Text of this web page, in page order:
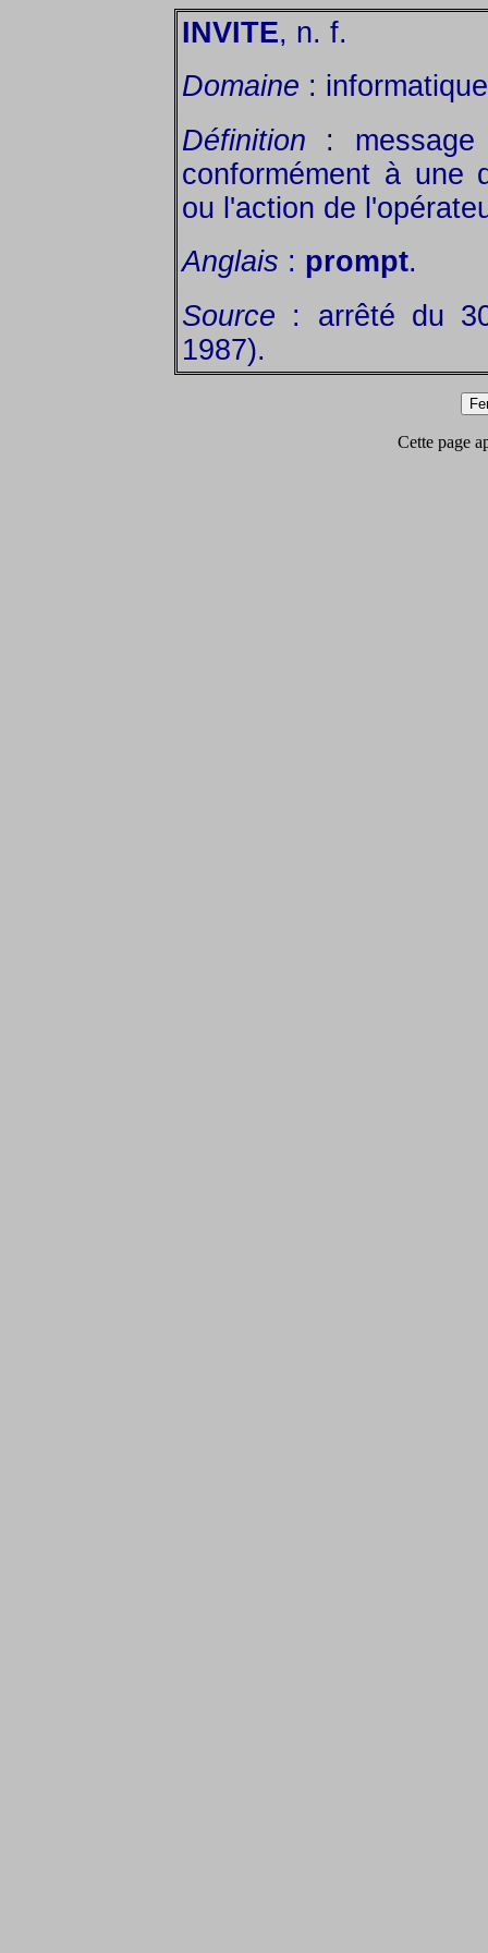
INVITE, n. f.
Domaine :
Définition : message
conformément à une
ou l'action de
Anglais : prompt.
Source : arrêté du
1987).
Cette page